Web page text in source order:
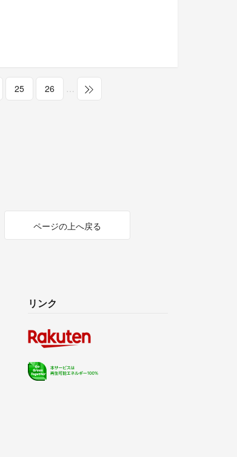
25 26
ページの上へ戻る
リンク